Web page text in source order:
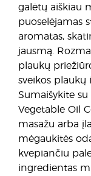
galėtų aiškiau
puoselėjamas
aromatas,
jausmą.
plaukų
sveikos plaukų
Sumaišykite
Vegetable Oil
masažu arba
mėgaukitės
kvepiančiu
ingredientas